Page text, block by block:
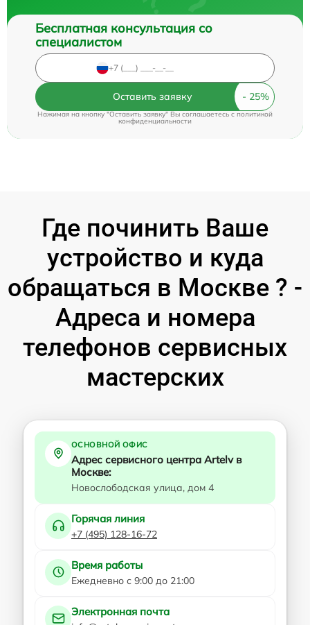
Бесплатная консультация со
специалистом
Оставить заявку
Нажимая на кнопку "Оставить заявку" Вы соглашаетесь cполитикой
конфиденциальности
Где починить Ваше
устройство и куда
обращаться в Москве ? -
Адреса и номера
телефонов сервисных
мастерских
ОСНОВНОЙ ОФИС
Адрес сервисного центра Artelv в
Москве:
Новослободская улица, дом 4
Горячая линия
+7 (495) 128-16-72
Время работы
Ежедневно с 9:00 до 21:00
Электронная почта